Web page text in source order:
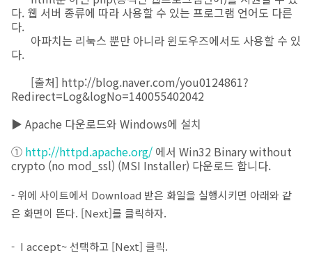
다. 웹 서버 종류에 따라 사용할 수 있는 프로그램 언어도 다른
다.
아파치는 리눅스 뿐만 아니라 윈도우즈에서도 사용할 수 있
다.
[출처] http://blog.naver.com/you0124861?
Redirect=Log&logNo=140055402042
▶ Apache 다운로드와 Windows에 설치
① http://httpd.apache.org/ 에서 Win32 Binary without
crypto (no mod_ssl) (MSI Installer) 다운로드 합니다.
- 위에 사이트에서 Download 받은 화일을 실행시키면 아래와 같
은 화면이 뜬다. [Next]를 클릭하자.
- I accept~ 선택하고 [Next] 클릭.